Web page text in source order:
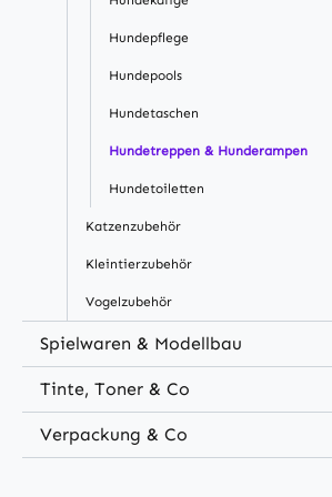
Hundepflege
Hundepools
Hundetaschen
Hundetreppen & Hunderampen
Hundetoiletten
Katzenzubehör
Kleintierzubehör
Vogelzubehör
Spielwaren & Modellbau
Tinte, Toner & Co
Verpackung & Co